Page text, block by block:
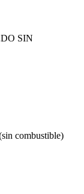
SIN
combustible)